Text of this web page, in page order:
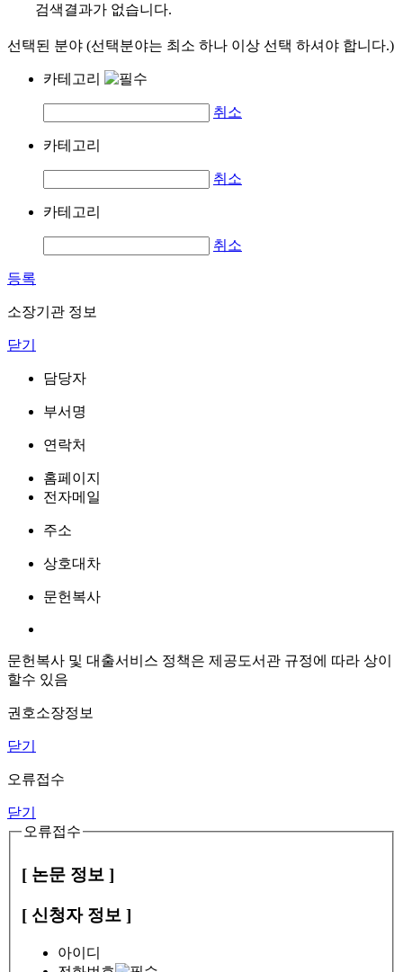
검색결과가 없습니다.
선택된 분야 (선택분야는 최소 하나 이상 선택 하셔야 합니다.)
카테고리
취소
카테고리
취소
카테고리
취소
등록
소장기관 정보
닫기
담당자
부서명
연락처
홈페이지
전자메일
주소
상호대차
문헌복사
문헌복사 및 대출서비스 정책은 제공도서관 규정에 따라 상이
할수 있음
권호소장정보
닫기
오류접수
닫기
오류접수
[ 논문 정보 ]
[ 신청자 정보 ]
아이디